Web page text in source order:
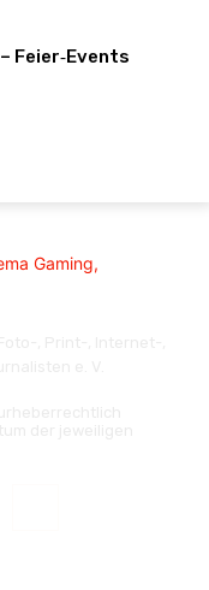
Feier‑Events